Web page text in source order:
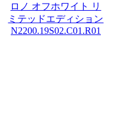
ロノ オフホワイト リ
ミテッドエディション
N2200.19S02.C01.R01